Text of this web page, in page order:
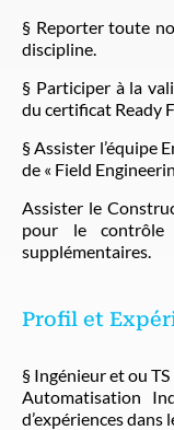
§ Reporter toute
discipline.
§ Participer à la
du certificat Ready
§ Assister l’équipe
de « Field
Assister le
pour le contrôle
supplémentaires.
Profil et
§ Ingénieur et ou
Automatisation
d’expériences dans